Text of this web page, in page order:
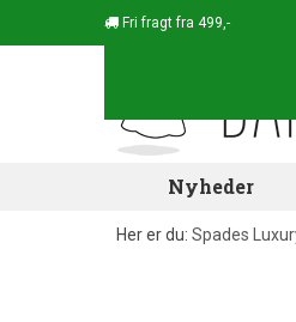
Fri fragt fra 499,-
Nyheder
Her er du: Spades